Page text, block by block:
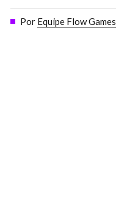
Por Equipe Flow Games